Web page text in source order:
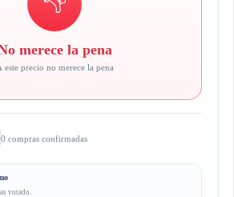
merece la pena
este precio no merece la pena
0 compras confirmadas
votado.